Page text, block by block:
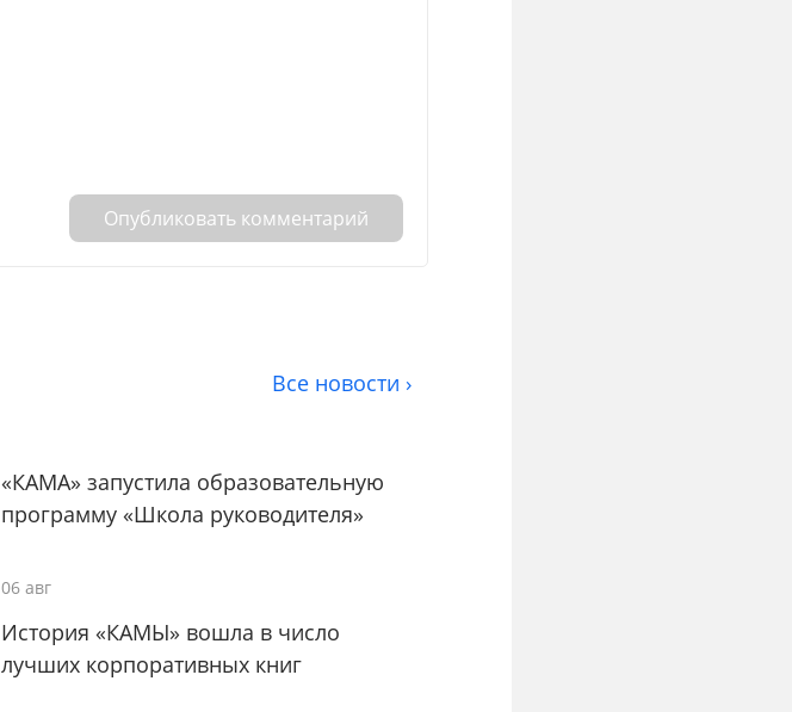
Опубликовать комментарий
Все новости ›
«КАМА» запустила образовательную
программу «Школа руководителя»
06 авг
История «КАМЫ» вошла в число
лучших корпоративных книг